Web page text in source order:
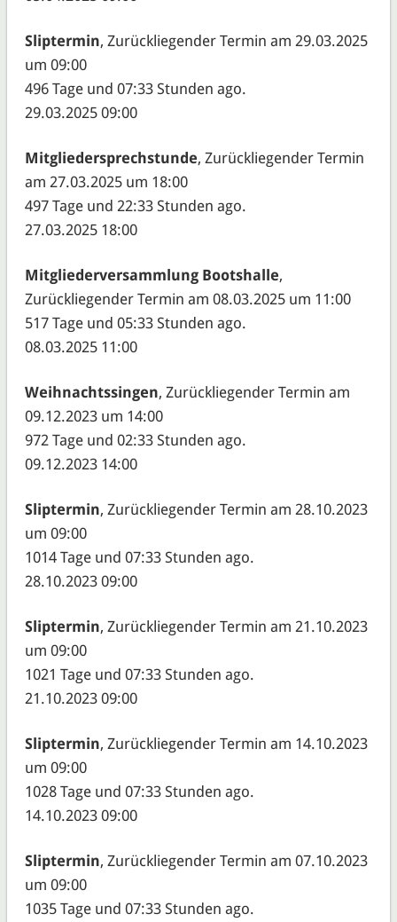
Sliptermin, Zurückliegender Termin am 29.03.2025
um 09:00
496 Tage und 07:33 Stunden ago.
29.03.2025 09:00
Mitgliedersprechstunde, Zurückliegender Termin
am 27.03.2025 um 18:00
497 Tage und 22:33 Stunden ago.
27.03.2025 18:00
Mitgliederversammlung Bootshalle,
Zurückliegender Termin am 08.03.2025 um 11:00
517 Tage und 05:33 Stunden ago.
08.03.2025 11:00
Weihnachtssingen, Zurückliegender Termin am
09.12.2023 um 14:00
972 Tage und 02:33 Stunden ago.
09.12.2023 14:00
Sliptermin, Zurückliegender Termin am 28.10.2023
um 09:00
1014 Tage und 07:33 Stunden ago.
28.10.2023 09:00
Sliptermin, Zurückliegender Termin am 21.10.2023
um 09:00
1021 Tage und 07:33 Stunden ago.
21.10.2023 09:00
Sliptermin, Zurückliegender Termin am 14.10.2023
um 09:00
1028 Tage und 07:33 Stunden ago.
14.10.2023 09:00
Sliptermin, Zurückliegender Termin am 07.10.2023
um 09:00
1035 Tage und 07:33 Stunden ago.